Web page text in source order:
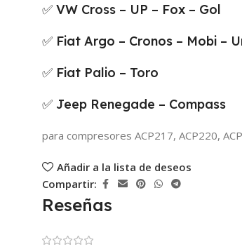
✅ VW Cross – UP – Fox – Gol
✅ Fiat Argo – Cronos – Mobi –
✅ Fiat Palio – Toro
✅ Jeep Renegade – Compass
para compresores ACP217, ACP220,
Añadir a la lista de deseos
Compartir:
Reseñas